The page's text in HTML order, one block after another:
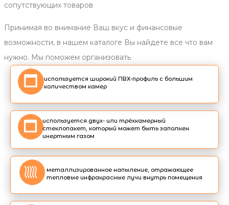
сопутствующих товаров
Принимая во внимание Ваш вкус и финансовые
возможности, в нашем каталоге Вы найдете все что вам
нужно. Мы поможем организовать
используется широкий ПВХ-профиль с большим
количеством камер
используется двух- или трёхкамерный
стеклопакет, который может быть заполнен
инертным газом
металлизированное напыление, отражающее
тепловые инфракрасные лучи внутрь помещения